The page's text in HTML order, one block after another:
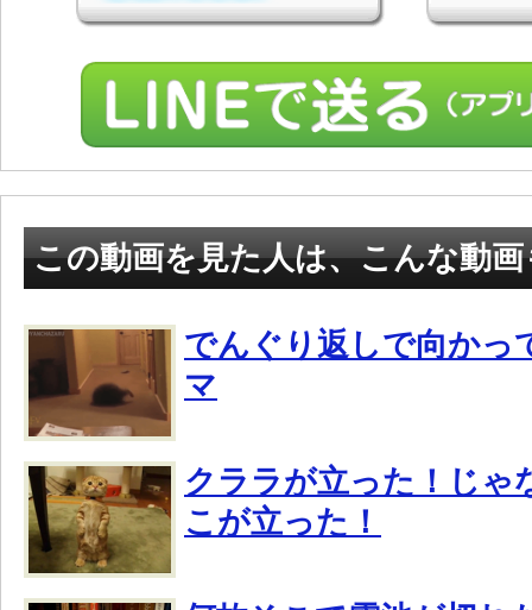
この動画を見た人は、こんな動
でんぐり返しで向かっ
マ
クララが立った！じゃ
こが立った！